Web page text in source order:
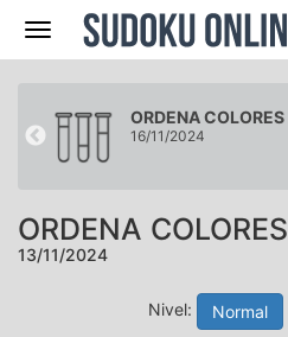
Navegación
ORDENA COLORES
16/11/2024
ORDENA COLORES
13/11/2024
Nivel: Normal